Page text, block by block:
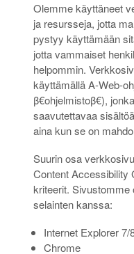
Olemme käyttäneet
ja resursseja, jotta
pystyy käyttämään
jotta vammaiset
helpommin.
käyttämällä A-Web-
β€ohjelmistoβ€),
saavutettavaa
aina kun se on
Suurin osa
Content Accessibility
kriteerit.
selainten kanssa:
Internet Explorer
Chrome